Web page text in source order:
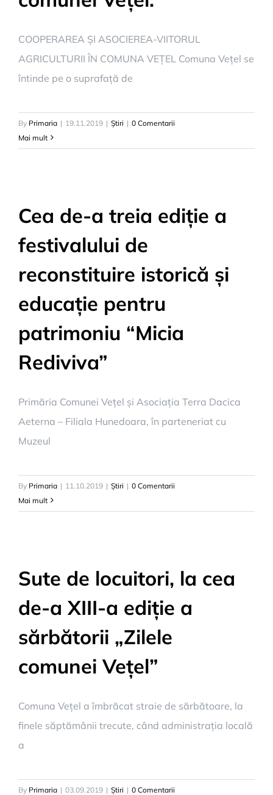
COOPERAREA ȘI ASOCIEREA-VIITORUL
AGRICULTURII ÎN COMUNA VEȚEL Comuna Vețel se
întinde pe o suprafață de
By Primaria | 19.11.2019 | Știri | 0 Comentarii
Mai mult
Cea de-a treia ediție a
festivalului de
reconstituire istorică și
educație pentru
patrimoniu “Micia
Rediviva”
Primăria Comunei Vețel și Asociația Terra Dacica
Aeterna – Filiala Hunedoara, în parteneriat cu
Muzeul
By Primaria | 11.10.2019 | Știri | 0 Comentarii
Mai mult
Sute de locuitori, la cea
de-a XIII-a ediție a
sărbătorii „Zilele
comunei Vețel”
Comuna Vețel a îmbrăcat straie de sărbătoare, la
finele săptămânii trecute, când administrația locală
a
By Primaria | 03.09.2019 | Știri | 0 Comentarii